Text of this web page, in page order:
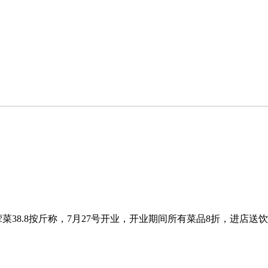
38.8按斤称，7月27号开业，开业期间所有菜品8折，进店送